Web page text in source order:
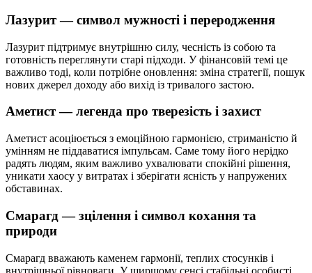
Лазурит — символ мужності і переродження
Лазурит підтримує внутрішню силу, чесність із собою та
готовність переглянути старі підходи. У фінансовій темі це
важливо тоді, коли потрібне оновлення: зміна стратегії, пошук
нових джерел доходу або вихід із тривалого застою.
Аметист — легенда про тверезість і захист
Аметист асоціюється з емоційною гармонією, стриманістю й
умінням не піддаватися імпульсам. Саме тому його нерідко
радять людям, яким важливо ухвалювати спокійні рішення,
уникати хаосу у витратах і зберігати ясність у напружених
обставинах.
Смарагд — зцілення і символ кохання та
природи
Смарагд вважають каменем гармонії, теплих стосунків і
внутрішньої рівноваги. У ширшому сенсі стабільні особисті